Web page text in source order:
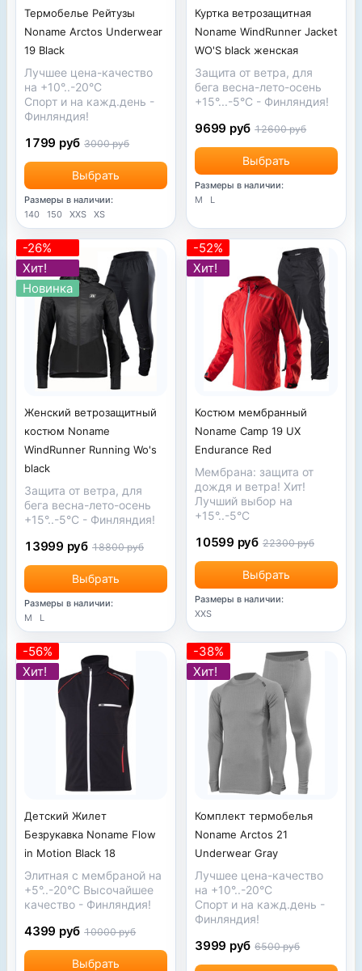
Термобелье Рейтузы
Noname Arctos Underwear
19 Black
Лучшее цена-качество
на +10°..-20°С
Спорт и на кажд.день -
Финляндия!
Выбрать
1799 руб 3000 руб
Размеры в наличии:
140
150 XXS XS
Куртка ветрозащитная
Noname WindRunner Jacket
WO'S black женская
Защита от ветра, для
бега весна-лето-осень
+15°...-5°С - Финляндия!
Выбрать
9699 руб 12600 руб
Размеры в наличии:
M
L
-26%
Хит!
Новинка
Женский ветрозащитный
костюм Noname
WindRunner Running Wo's
black
Защита от ветра, для
бега весна-лето-осень
+15°..-5°С - Финляндия!
Выбрать
13999 руб 18800 руб
Размеры в наличии:
M
L
-52%
Хит!
Костюм мембранный
Noname Camp 19 UX
Endurance Red
Мембрана: защита от
дождя и ветра! Хит!
Лучший выбор на
+15°..-5°С
Выбрать
10599 руб 22300 руб
Размеры в наличии:
XXS
-56%
Хит!
Детский Жилет
Безрукавка Noname Flow
in Motion Black 18
Элитная с мембраной на
+5°..-20°С Высочайшее
качество - Финляндия!
Выбрать
4399 руб 10000 руб
-38%
Хит!
Комплект термобелья
Noname Arctos 21
Underwear Gray
Лучшее цена-качество
на +10°..-20°С
Спорт и на кажд.день -
Финляндия!
3999 руб 6500 руб